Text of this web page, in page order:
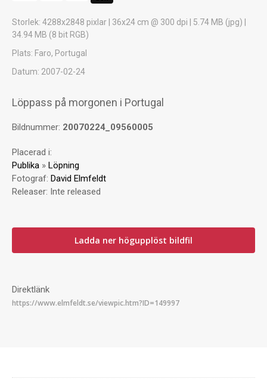
Storlek: 4288x2848 pixlar | 36x24 cm @ 300 dpi | 5.74 MB (jpg) |
34.94 MB (8 bit RGB)
Plats: Faro, Portugal
Datum: 2007-02-24
Löppass på morgonen i Portugal
Bildnummer: 20070224_09560005
Placerad i:
Publika » Löpning
Fotograf: David Elmfeldt
Releaser: Inte released
Ladda ner högupplöst bildfil
Direktlänk